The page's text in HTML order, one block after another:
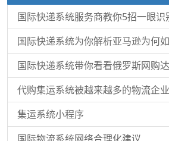
国际快递系统服务商教你5招一眼识
国际快递系统为你解析亚马逊为何
国际快递系统带你看看俄罗斯网购
代购集运系统被越来越多的物流企
集运系统小程序